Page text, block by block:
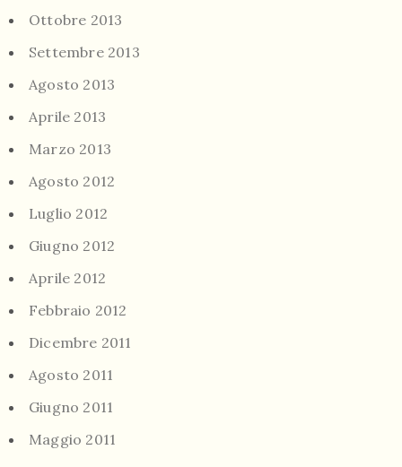
Ottobre 2013
Settembre 2013
Agosto 2013
Aprile 2013
Marzo 2013
Agosto 2012
Luglio 2012
Giugno 2012
Aprile 2012
Febbraio 2012
Dicembre 2011
Agosto 2011
Giugno 2011
Maggio 2011